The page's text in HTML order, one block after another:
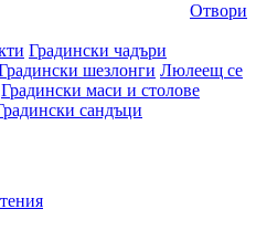
Отвори
Градински чадъри
шезлонги Люлеещ се
Градински маси и столове
сандъци